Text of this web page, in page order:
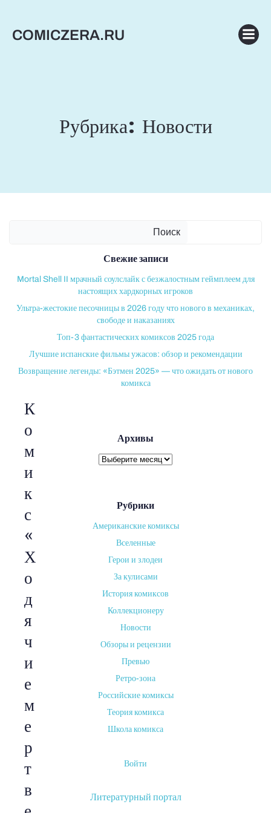
COMICZERA.RU
Рубрика: Новости
К
о
м
и
к
с
«
Х
о
д
я
ч
и
е
м
е
р
т
в
Поиск
Свежие записи
Mortal Shell II мрачный соулслайк с безжалостным геймплеем для
настоящих хардкорных игроков
Ультра-жестокие песочницы в 2026 году что нового в механиках,
свободе и наказаниях
Топ-3 фантастических комиксов 2025 года
Лучшие испанские фильмы ужасов: обзор и рекомендации
Возвращение легенды: «Бэтмен 2025» — что ожидать от нового
комикса
Архивы
Архивы
Рубрики
Американские комиксы
Вселенные
Герои и злодеи
За кулисами
История комиксов
Коллекционеру
Новости
Обзоры и рецензии
Превью
Ретро-зона
Российские комиксы
Теория комикса
Школа комикса
Войти
Литературный портал